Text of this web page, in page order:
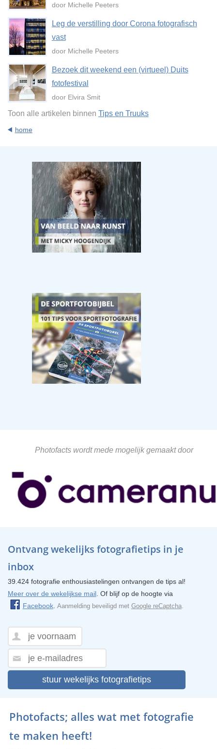
door Michelle Peeters
Leg de verstilling door Corona fotografisch
vast
door Michelle Peeters
Bezoek dit weekend een (virtueel) Duits
fotofestival
door Elvira Smit
Toon alle artikelen binnen Tips en Truuks
home
Photofacts wordt mede mogelijk gemaakt door
Ontvang wekelijks fotografietips in je
inbox
39.424 fotografie enthousiastelingen ontvangen de tips al!
Meer over de wekelijkse mail. Of blijf op de hoogte via
Facebook. Aanmelding beveiligd met Google reCaptcha.
stuur wekelijks fotografietips
Photofacts; alles wat met fotografie
te maken heeft!